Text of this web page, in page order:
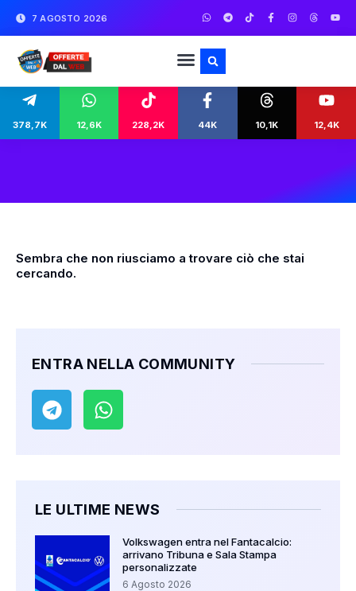
7 AGOSTO 2026
378,7K 12,6K 228,2K 44K 10,1K 12,4K
Sembra che non riusciamo a trovare ciò che stai
cercando.
ENTRA NELLA COMMUNITY
LE ULTIME NEWS
Volkswagen entra nel Fantacalcio:
arrivano Tribuna e Sala Stampa
personalizzate
6 Agosto 2026